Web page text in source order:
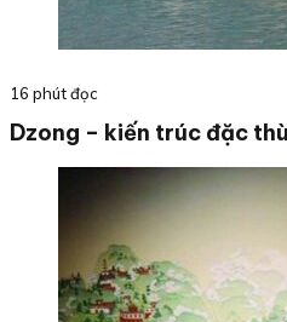
16 phút đọc
Dzong – kiến trúc đặc